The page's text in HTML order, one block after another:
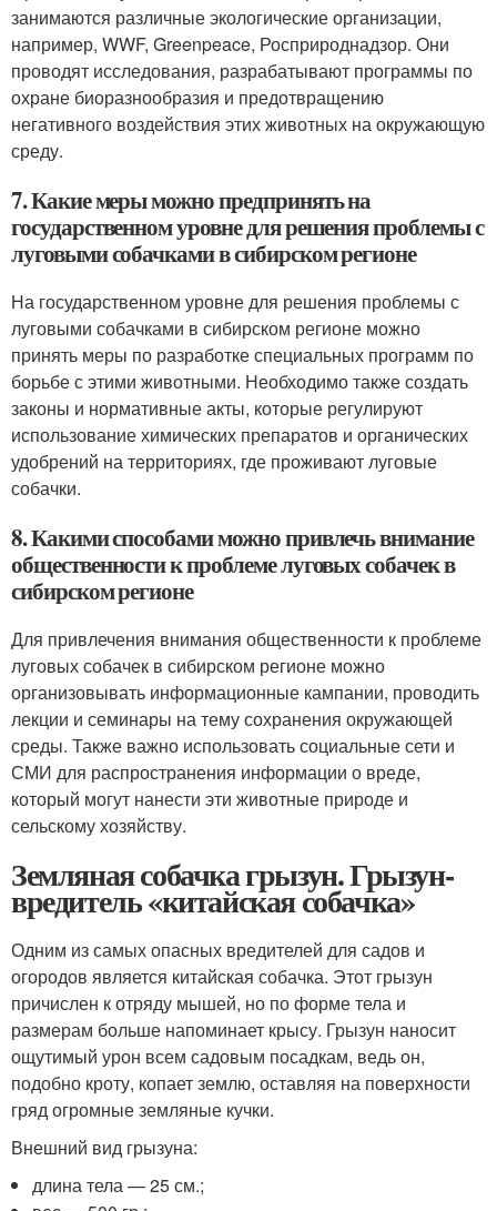
занимаются различные экологические организации,
например, WWF, Greenpeace, Росприроднадзор. Они
проводят исследования, разрабатывают программы по
охране биоразнообразия и предотвращению
негативного воздействия этих животных на окружающую
среду.
7. Какие меры можно предпринять на
государственном уровне для решения проблемы с
луговыми собачками в сибирском регионе
На государственном уровне для решения проблемы с
луговыми собачками в сибирском регионе можно
принять меры по разработке специальных программ по
борьбе с этими животными. Необходимо также создать
законы и нормативные акты, которые регулируют
использование химических препаратов и органических
удобрений на территориях, где проживают луговые
собачки.
8. Какими способами можно привлечь внимание
общественности к проблеме луговых собачек в
сибирском регионе
Для привлечения внимания общественности к проблеме
луговых собачек в сибирском регионе можно
организовывать информационные кампании, проводить
лекции и семинары на тему сохранения окружающей
среды. Также важно использовать социальные сети и
СМИ для распространения информации о вреде,
который могут нанести эти животные природе и
сельскому хозяйству.
Земляная собачка грызун. Грызун-
вредитель «китайская собачка»
Одним из самых опасных вредителей для садов и
огородов является китайская собачка. Этот грызун
причислен к отряду мышей, но по форме тела и
размерам больше напоминает крысу. Грызун наносит
ощутимый урон всем садовым посадкам, ведь он,
подобно кроту, копает землю, оставляя на поверхности
гряд огромные земляные кучки.
Внешний вид грызуна:
длина тела — 25 см.;